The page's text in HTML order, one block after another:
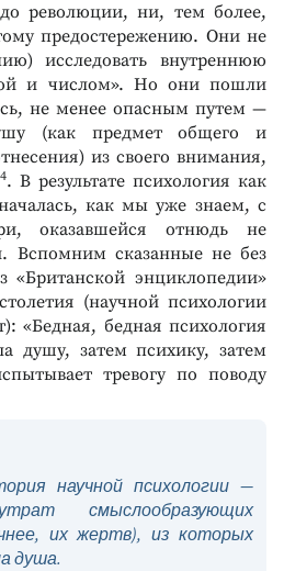
революции, ни, тем более,
предостережению. Они не
исследовать внутреннюю
и числом». Но они пошли
не менее опасным путем —
(как предмет общего и
из своего внимания,
4. В результате психология как
как мы уже знаем, с
оказавшейся отнюдь не
Вспомним сказанные не без
«Британской энциклопедии»
(научной психологии
«Бедная, бедная психология
душу, затем психику, затем
тревогу по поводу
научной психологии —
смыслообразующих
их жертв), из которых
душа.